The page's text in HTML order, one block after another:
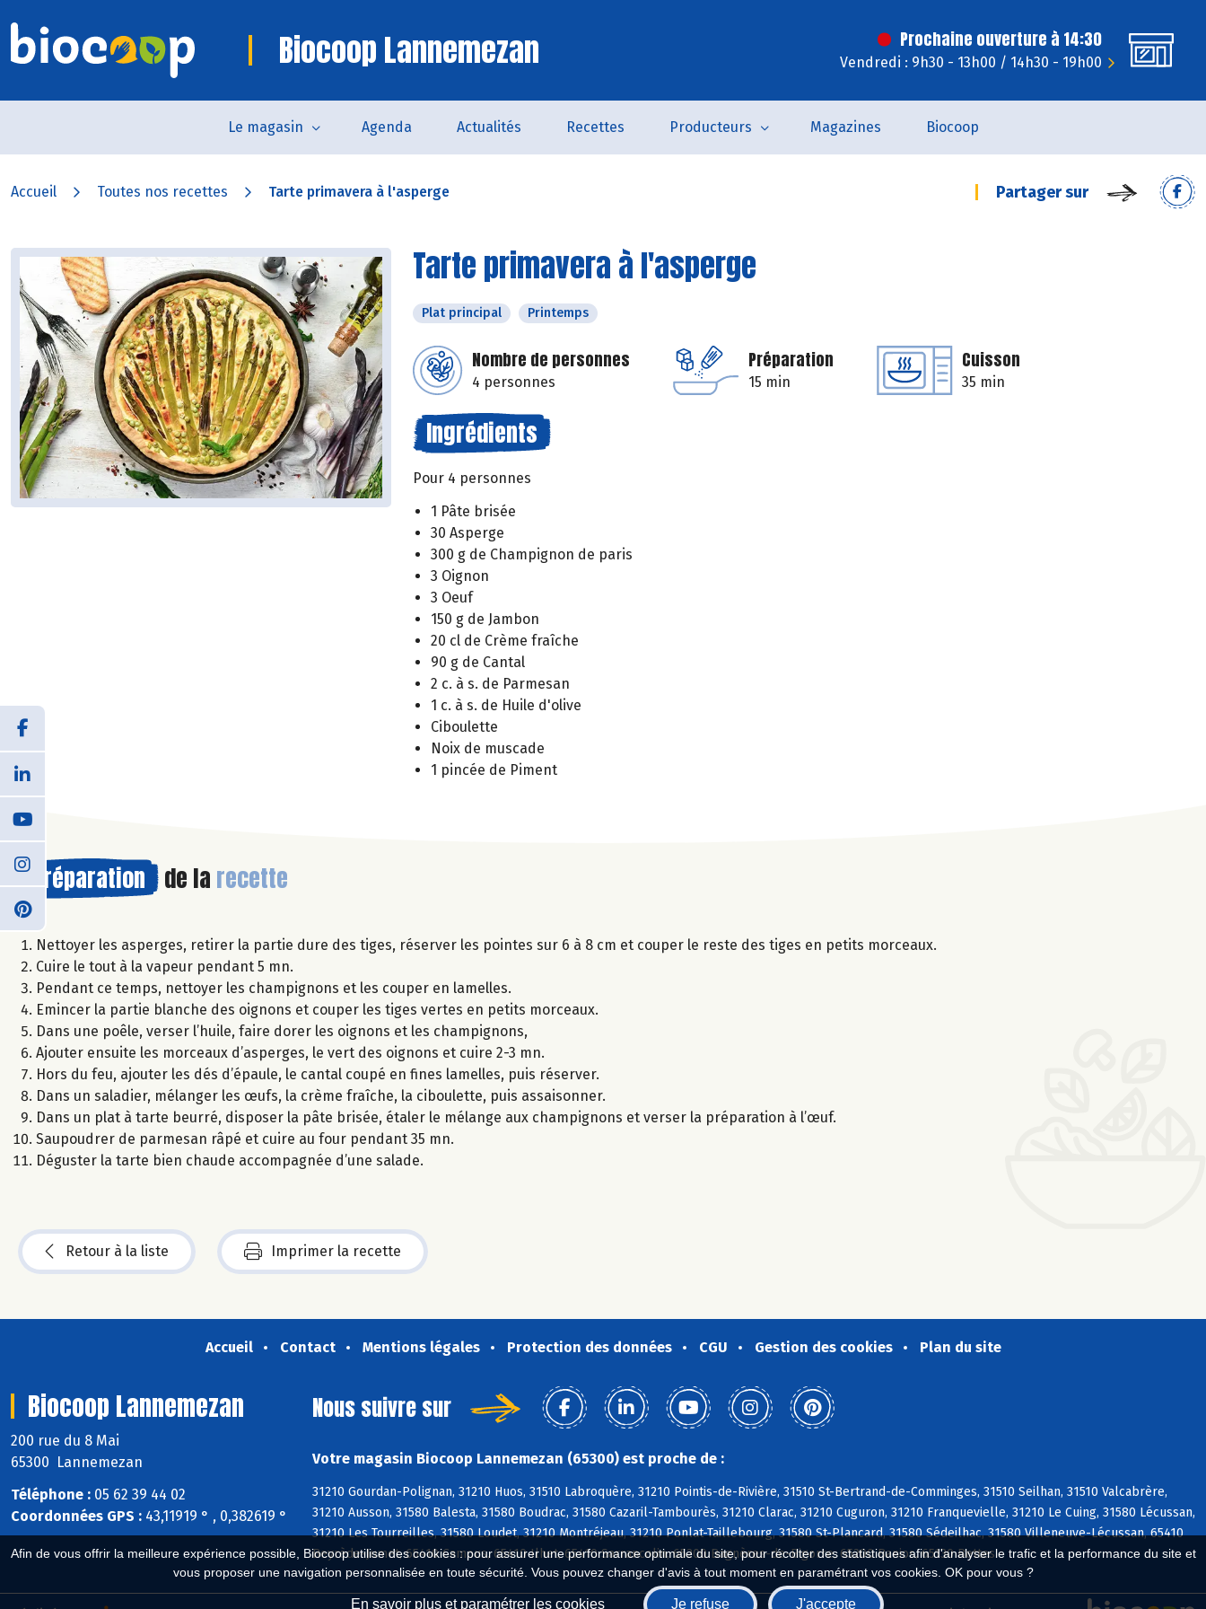
Afin de vous offrir la meilleure expérience possible, Biocoop utilise des cookies : pour assurer une performance optimale du site, pour récolter des statistiques afin d'analyser le trafic et la performance du site et
vous proposer une navigation personnalisée en toute sécurité. Vous pouvez changer d'avis à tout moment en paramétrant vos cookies. OK pour vous ?
En savoir plus et paramétrer les cookies Je refuse J'accepte
Biocoop Lannemezan Prochaine ouverture à 14:30
Vendredi : 9h30 - 13h00 / 14h30 - 19h00
Le magasin Agenda Actualités Recettes Producteurs Magazines Biocoop
Accueil Toutes nos recettes Tarte primavera à l'asperge Partager sur
Tarte primavera à l'asperge
Plat principal Printemps
Nombre de personnes
4 personnes
Préparation
15 min
Cuisson
35 min
Ingrédients
Pour 4 personnes
1 Pâte brisée
30 Asperge
300 g de Champignon de paris
3 Oignon
3 Oeuf
150 g de Jambon
20 cl de Crème fraîche
90 g de Cantal
2 c. à s. de Parmesan
1 c. à s. de Huile d'olive
Ciboulette
Noix de muscade
1 pincée de Piment
Préparation de la recette
Nettoyer les asperges, retirer la partie dure des tiges, réserver les pointes sur 6 à 8 cm et couper le reste des tiges en petits morceaux.
Cuire le tout à la vapeur pendant 5 mn.
Pendant ce temps, nettoyer les champignons et les couper en lamelles.
Emincer la partie blanche des oignons et couper les tiges vertes en petits morceaux.
Dans une poêle, verser l’huile, faire dorer les oignons et les champignons,
Ajouter ensuite les morceaux d’asperges, le vert des oignons et cuire 2-3 mn.
Hors du feu, ajouter les dés d’épaule, le cantal coupé en fines lamelles, puis réserver.
Dans un saladier, mélanger les œufs, la crème fraîche, la ciboulette, puis assaisonner.
Dans un plat à tarte beurré, disposer la pâte brisée, étaler le mélange aux champignons et verser la préparation à l’œuf.
Saupoudrer de parmesan râpé et cuire au four pendant 35 mn.
Déguster la tarte bien chaude accompagnée d’une salade.
Retour à la liste Imprimer la recette
Accueil Contact Mentions légales Protection des données CGU Gestion des cookies Plan du site
Biocoop Lannemezan
200 rue du 8 Mai
65300 Lannemezan
Téléphone : 05 62 39 44 02
Coordonnées GPS : 43,11919 ° , 0,382619 °
Nous suivre sur
Votre magasin Biocoop Lannemezan (65300) est proche de :
31210 Gourdan-Polignan, 31210 Huos, 31510 Labroquère, 31210 Pointis-de-Rivière, 31510 St-Bertrand-de-Comminges, 31510 Seilhan, 31510 Valcabrère,
31210 Ausson, 31580 Balesta, 31580 Boudrac, 31580 Cazaril-Tambourès, 31210 Clarac, 31210 Cuguron, 31210 Franquevielle, 31210 Le Cuing, 31580 Lécussan,
31210 Les Tourreilles, 31580 Loudet, 31210 Montréjeau, 31210 Ponlat-Taillebourg, 31580 St-Plancard, 31580 Sédeilhac, 31580 Villeneuve-Lécussan, 65410
Beyrède-Jumet, 65410 Camous, 65410 Ilhet, 65410 Sarrancolin, 65200 Bagnères-de-Bigorre, 65200 Banios, 65130 Bettes